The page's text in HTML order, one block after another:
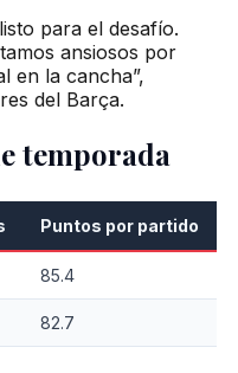
para el desafío.
ansiosos por
en la cancha”,
del Barça.
temporada
Puntos por partido
85.4
82.7